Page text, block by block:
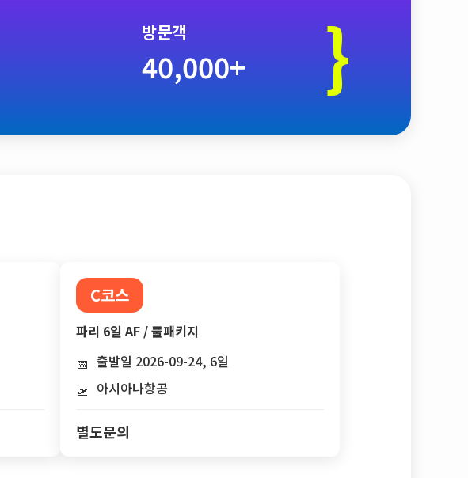
방문객
40,000+ }
C코스
파리 6일 AF / 풀패키지
📅 출발일 2026-09-24, 6일
🛫 아시아나항공
별도문의